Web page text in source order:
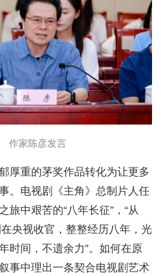
作家陈彦发言
厚重的茅奖作品转化为让更多
。电视剧《主角》总制片人任
旅中艰苦的“八年长征”，“从
央视收官，整整经历八年，光
时间，不遗余力”。如何在原
事中理出一条契合电视剧艺术